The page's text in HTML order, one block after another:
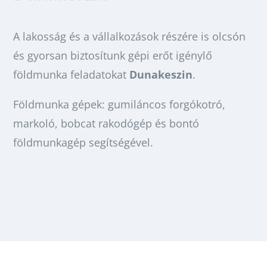
A lakosság és a vállalkozások részére is olcsón
és gyorsan biztosítunk gépi erőt igénylő
földmunka feladatokat Dunakeszin.
Földmunka gépek: gumiláncos forgókotró,
markoló, bobcat rakodógép és bontó
földmunkagép segítségével.